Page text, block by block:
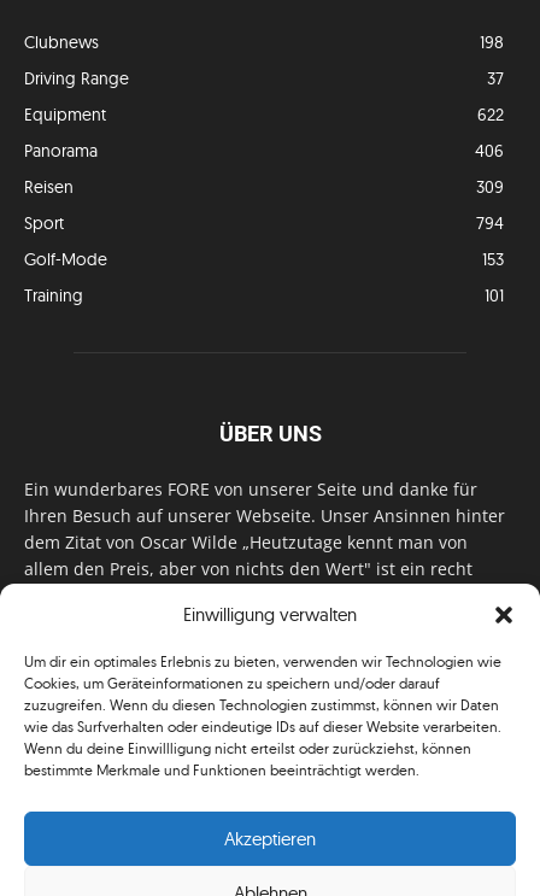
Einwilligung verwalten
Um dir ein optimales Erlebnis zu bieten, verwenden wir Technologien wie
Cookies, um Geräteinformationen zu speichern und/oder darauf
zuzugreifen. Wenn du diesen Technologien zustimmst, können wir Daten
wie das Surfverhalten oder eindeutige IDs auf dieser Website verarbeiten.
Wenn du deine Einwillligung nicht erteilst oder zurückziehst, können
bestimmte Merkmale und Funktionen beeinträchtigt werden.
Akzeptieren
Clubnews
198
Driving Range
37
Equipment
622
Panorama
406
Reisen
309
Sport
794
Golf-Mode
153
Training
101
ÜBER UNS
Ein wunderbares FORE von unserer Seite und danke für
Ihren Besuch auf unserer Webseite. Unser Ansinnen hinter
dem Zitat von Oscar Wilde „Heutzutage kennt man von
allem den Preis, aber von nichts den Wert" ist ein recht
für Monat unser Bestes, um Sie mit außergewöhnlichen
zu versorgen. Im Magazin, auf unserer Website & auf
unseren Social Media Plattformen! Das verdient im
klassischen Wortsinn nicht nur Anerkennung!